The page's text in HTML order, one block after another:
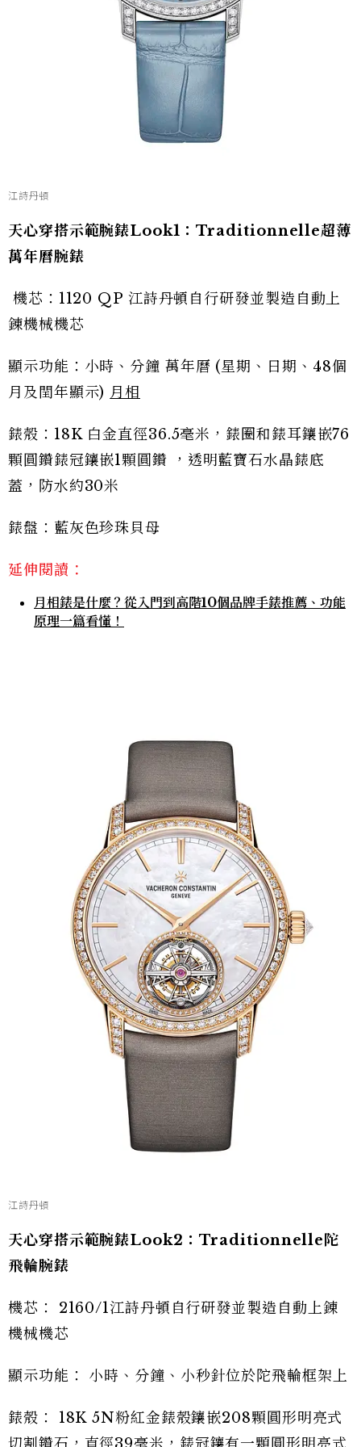
江詩丹頓
天心穿搭示範腕錶Look1：Traditionnelle超薄
萬年曆腕錶
機芯：1120 QP 江詩丹頓自行研發並製造自動上
錬機械機芯
顯示功能：小時、分鐘 萬年曆 (星期、日期、48個
月及閏年顯示) 月相
錶殼：18K 白金直徑36.5毫米，錶圈和錶耳鑲嵌76
顆圓鑽錶冠鑲嵌1顆圓鑽 ，透明藍寶石水晶錶底
蓋，防水約30米
錶盤：藍灰色珍珠貝母
延伸閱讀：
月相錶是什麼？從入門到高階10個品牌手錶推薦、功能
原理一篇看懂！
江詩丹頓
天心穿搭示範腕錶Look2：Traditionnelle陀
飛輪腕錶
機芯： 2160/1江詩丹頓自行研發並製造自動上錬
機械機芯
顯示功能： 小時、分鐘、小秒針位於陀飛輪框架上
錶殼： 18K 5N粉紅金錶殼鑲嵌208顆圓形明亮式